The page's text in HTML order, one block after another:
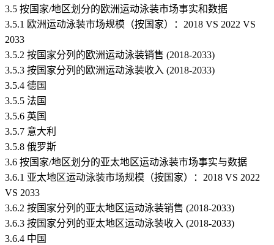
3.5 按国家/地区划分的欧洲运动泳装市场事实和数据
3.5.1 欧洲运动泳装市场规模（按国家）：2018 VS 2022 VS
2033
3.5.2 按国家分列的欧洲运动泳装销售 (2018-2033)
3.5.3 按国家分列的欧洲运动泳装收入 (2018-2033)
3.5.4 德国
3.5.5 法国
3.5.6 英国
3.5.7 意大利
3.5.8 俄罗斯
3.6 按国家/地区划分的亚太地区运动泳装市场事实与数据
3.6.1 亚太地区运动泳装市场规模（按国家）：2018 VS 2022
VS 2033
3.6.2 按国家分列的亚太地区运动泳装销售 (2018-2033)
3.6.3 按国家分列的亚太地区运动泳装收入 (2018-2033)
3.6.4 中国